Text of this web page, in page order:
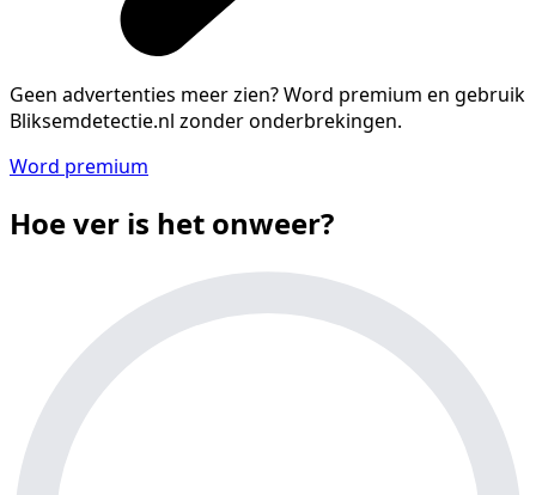
Geen advertenties meer zien?Word premium en gebruik
Bliksemdetectie.nl zonder onderbrekingen.
Word premium
Hoe ver is het onweer?